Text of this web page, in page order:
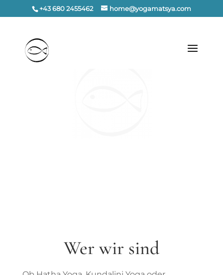
+43 680 2455462 home@yogamatsya.com
Wer wir sind